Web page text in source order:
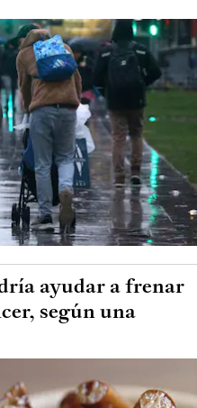
ayudar a frenar
según una